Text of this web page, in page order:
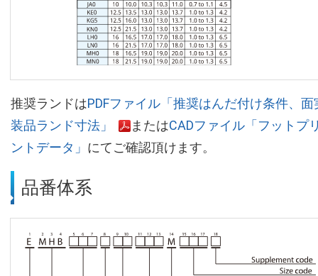
推奨ランドはPDFファイル「推奨はんだ付け条件、面
装品ランド寸法」
またはCADファイル「フットプ
ントデータ」 にてご確認頂けます。
品番体系